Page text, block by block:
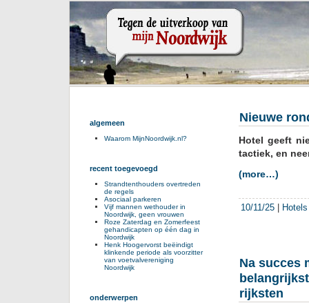
Nieuwe
Hotel geeft
tactiek, en
(more…)
10/11/25
Na succes
rijksten
algemeen
Waarom MijnNoordwijk.nl?
recent toegevoegd
Strandtenthouders overtreden
de regels
Asociaal parkeren
Vijf mannen wethouder in
Noordwijk, geen vrouwen
Roze Zaterdag en Zomerfeest
gehandicapten op één dag in
Noordwijk
Henk Hoogervorst beëindigt
klinkende periode als voorzitter
van voetvalvereniging
Noordwijk
onderwerpen